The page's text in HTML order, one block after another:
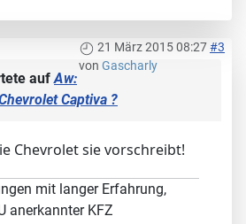
21 März 2015 08:27#3
von Gascharly
aufAw:
Captiva ?
Chevrolet sie vorschreibt!
mit langer Erfahrung,
anerkannter KFZ